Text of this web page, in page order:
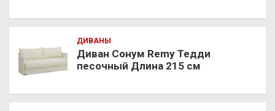
ДИВАНЫ
Диван Сонум Remy Тедди
песочный Длина 215 см